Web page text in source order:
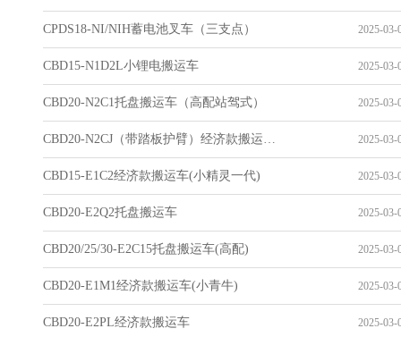
CPDS18-NI/NIH蓄电池叉车（三支点） 2025-03-
CBD15-N1D2L小锂电搬运车 2025-03-
CBD20-N2C1托盘搬运车（高配站驾式） 2025-03-
CBD20-N2CJ（带踏板护臂）经济款搬运车(大力士) 2025-03-
CBD15-E1C2经济款搬运车(小精灵一代) 2025-03-
CBD20-E2Q2托盘搬运车 2025-03-
CBD20/25/30-E2C15托盘搬运车(高配) 2025-03-
CBD20-E1M1经济款搬运车(小青牛) 2025-03-
CBD20-E2PL经济款搬运车 2025-03-